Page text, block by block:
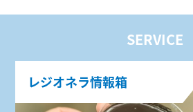
SERVICE
レジオネラ情報箱